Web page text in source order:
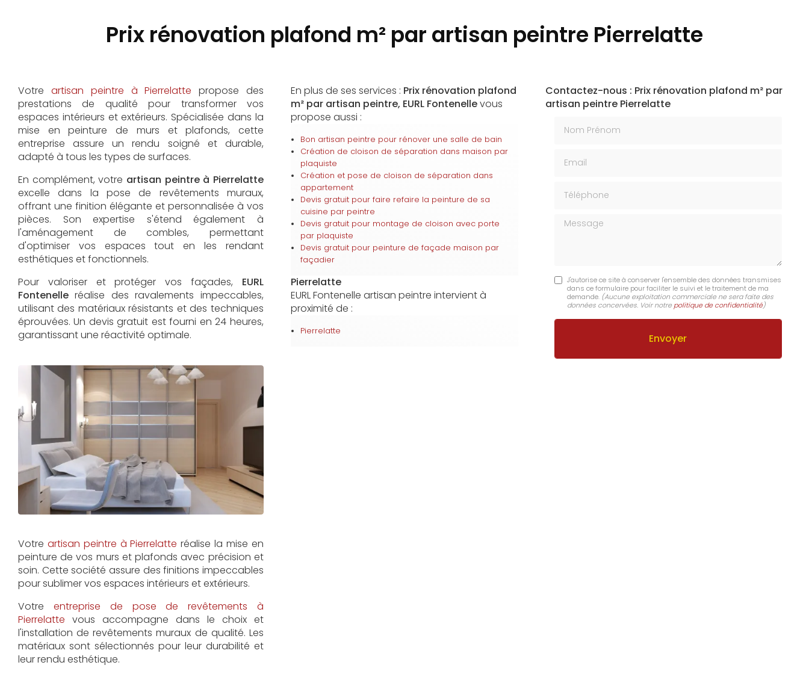
Prix rénovation plafond m² par artisan peintre Pierrelatte
Votre artisan peintre à Pierrelatte propose des
prestations de qualité pour transformer vos
espaces intérieurs et extérieurs. Spécialisée dans la
mise en peinture de murs et plafonds, cette
entreprise assure un rendu soigné et durable,
adapté à tous les types de surfaces.
En complément, votre artisan peintre à Pierrelatte
excelle dans la pose de revêtements muraux,
offrant une finition élégante et personnalisée à vos
pièces. Son expertise s'étend également à
l'aménagement de combles, permettant
d'optimiser vos espaces tout en les rendant
esthétiques et fonctionnels.
Pour valoriser et protéger vos façades, EURL
Fontenelle réalise des ravalements impeccables,
utilisant des matériaux résistants et des techniques
éprouvées. Un devis gratuit est fourni en 24 heures,
garantissant une réactivité optimale.
Votre artisan peintre à Pierrelatte réalise la mise en
peinture de vos murs et plafonds avec précision et
soin. Cette société assure des finitions impeccables
pour sublimer vos espaces intérieurs et extérieurs.
Votre entreprise de pose de revêtements à
Pierrelatte vous accompagne dans le choix et
l'installation de revêtements muraux de qualité. Les
matériaux sont sélectionnés pour leur durabilité et
leur rendu esthétique.
En plus de ses services : Prix rénovation plafond
m² par artisan peintre, EURL Fontenellevous
propose aussi :
Bon artisan peintre pour rénover une salle de bain
Création de cloison de séparation dans maison par
plaquiste
Création et pose de cloison de séparation dans
appartement
Devis gratuit pour faire refaire la peinture de sa
cuisine par peintre
Devis gratuit pour montage de cloison avec porte
par plaquiste
Devis gratuit pour peinture de façade maison par
façadier
Pierrelatte
EURL Fontenelle artisan peintre intervient à
proximité de :
Pierrelatte
Contactez-nous : Prix rénovation plafond m² par
artisan peintre Pierrelatte
Message
J'autorise ce site à conserver l'ensemble des données transmises
dans ce formulaire pour faciliter le suivi et le traitement de ma
demande. (Aucune exploitation commerciale ne sera faite des
données concervées. Voir notre politique de confidentialité)